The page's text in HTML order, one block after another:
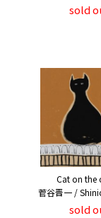
sold
Cat on the
菅谷晋一 /
sold